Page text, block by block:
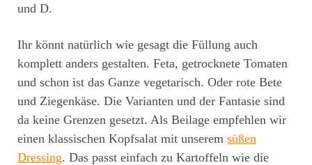
und D.
Ihr könnt natürlich wie gesagt die Füllung auch
komplett anders gestalten. Feta, getrocknete Tomaten
und schon ist das Ganze vegetarisch. Oder rote Bete
und Ziegenkäse. Die Varianten und der Fantasie sind
da keine Grenzen gesetzt. Als Beilage empfehlen wir
einen klassischen Kopfsalat mit unserem süßen
Dressing. Das passt einfach zu Kartoffeln wie die